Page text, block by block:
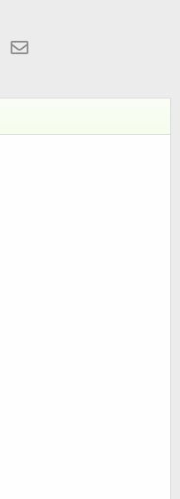
WhatsAppЭлектронная почта